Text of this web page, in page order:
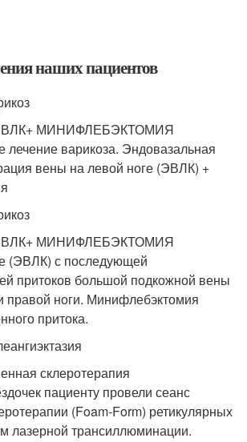
наших пациентов
ЭВЛК+ МИНИФЛЕБЭКТОМИЯ
лечение варикоза. Эндовазальная
вены на левой ноге (ЭВЛК) +
ЭВЛК+ МИНИФЛЕБЭКТОМИЯ
(ЭВЛК) с последующей
притоков большой подкожной вены
правой ноги. Минифлебэктомия
притока.
склеротерапия
пациенту провели сеанс
(Foam-Form) ретикулярных
лазерной трансиллюминации.